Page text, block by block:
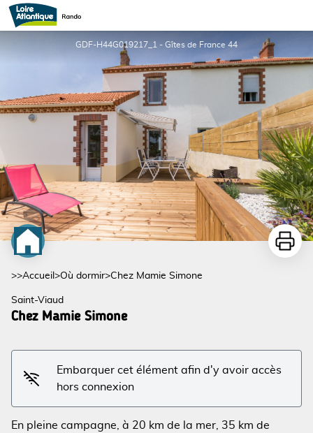
Chez Mamie Simone
GDF-H44G019217_1 - Gîtes de France 44
Voir l'image en plein écran
>>Accueil >Où dormir>Chez Mamie Simone
Saint-Viaud
Chez Mamie Simone
Embarquer cet élément afin d'y avoir accès
hors connexion
En pleine campagne, à 20 km de la mer, 35 km de